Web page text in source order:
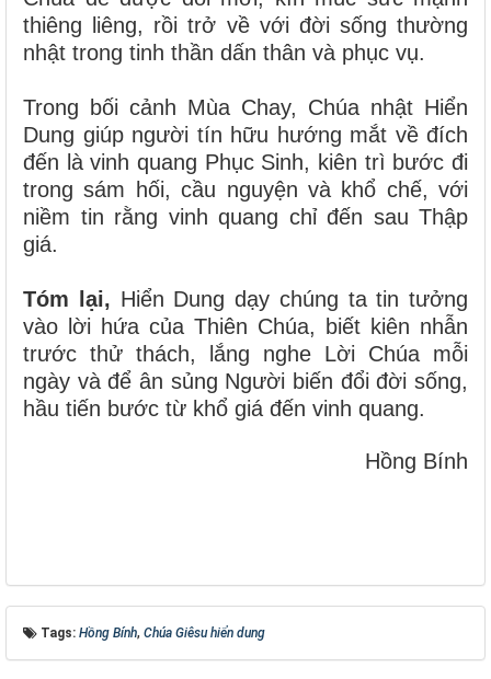
thiêng liêng, rồi trở về với đời sống thường
nhật trong tinh thần dấn thân và phục vụ.
Trong bối cảnh Mùa Chay, Chúa nhật Hiển
Dung giúp người tín hữu hướng mắt về đích
đến là vinh quang Phục Sinh, kiên trì bước đi
trong sám hối, cầu nguyện và khổ chế, với
niềm tin rằng vinh quang chỉ đến sau Thập
giá.
Tóm lại, Hiển Dung dạy chúng ta tin tưởng
vào lời hứa của Thiên Chúa, biết kiên nhẫn
trước thử thách, lắng nghe Lời Chúa mỗi
ngày và để ân sủng Người biến đổi đời sống,
hầu tiến bước từ khổ giá đến vinh quang.
Hồng Bính
Tags: Hồng Bính, Chúa Giêsu hiển dung